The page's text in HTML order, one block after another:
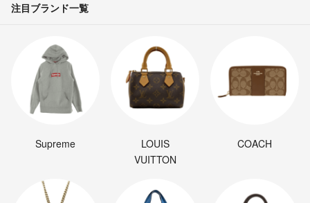
注目ブランド一覧
Supreme
LOUIS
VUITTON
COACH